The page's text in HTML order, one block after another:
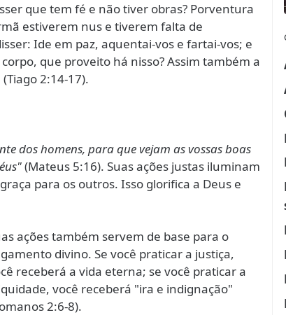
que tem fé e não tiver obras? Porventura
estiverem nus e tiverem falta de
Ide em paz, aquentai-vos e fartai-vos; e
que proveito há nisso? Assim também a
2:14-17).
dos homens, para que vejam as vossas boas
(Mateus 5:16). Suas ações justas iluminam
para os outros. Isso glorifica a Deus e
ações também servem de base para o
divino. Se você praticar a justiça,
receberá a vida eterna; se você praticar a
você receberá "ira e indignação"
2:6-8).